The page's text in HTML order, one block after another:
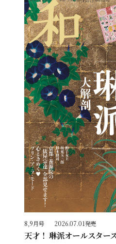
8,9月号 2026.07.01発売
天才！ 琳派オールスター